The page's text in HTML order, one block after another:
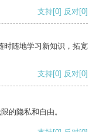
支持[0] 反对[0]
时随地学习新知识，拓宽
支持[0] 反对[0]
的隐私和自由。